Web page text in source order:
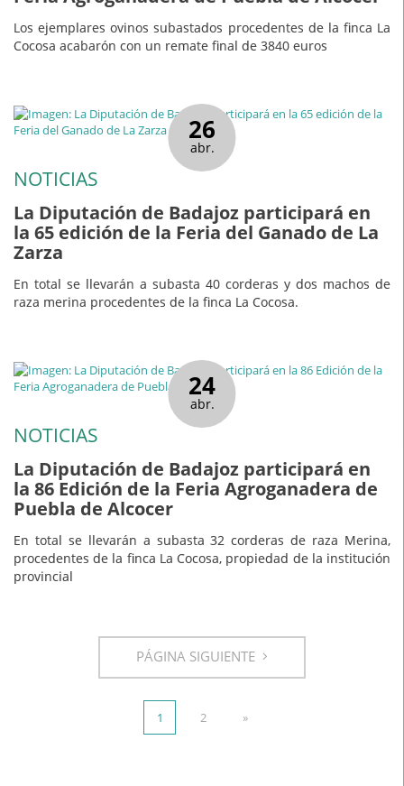
Los ejemplares ovinos subastados procedentes de la finca La
Cocosa acabarón con un remate final de 3840 euros
26
abr.
NOTICIAS
La Diputación de Badajoz participará en
la 65 edición de la Feria del Ganado de La
Zarza
En total se llevarán a subasta 40 corderas y dos machos de
raza merina procedentes de la finca La Cocosa.
24
abr.
NOTICIAS
La Diputación de Badajoz participará en
la 86 Edición de la Feria Agroganadera de
Puebla de Alcocer
En total se llevarán a subasta 32 corderas de raza Merina,
procedentes de la finca La Cocosa, propiedad de la institución
provincial
PÁGINA SIGUIENTE
1 2 »